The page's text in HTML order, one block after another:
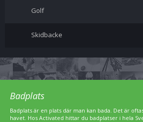
Golf
Skidbacke
Badplats
Badplats är en plats där man kan bada. Det är
havet. Hos Activated hittar du badplatser i hela